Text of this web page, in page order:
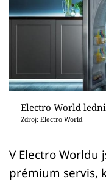
Sledujte
Sledujte nás
Electro World
Zdroj: Electro World
V Electro Worldu
prémium servis,